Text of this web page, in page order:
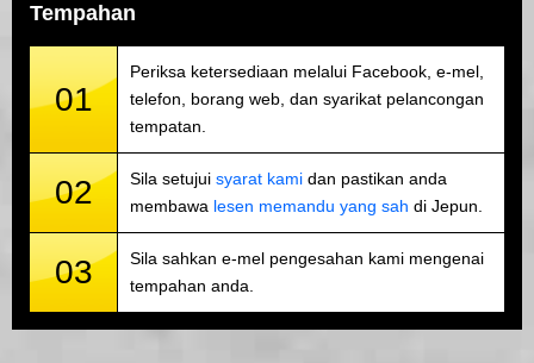
Tempahan
01
Periksa ketersediaan melalui Facebook, e-mel,
telefon, borang web, dan syarikat pelancongan
tempatan.
02 Sila setujui syarat kami dan pastikan anda
membawa lesen memandu yang sah di Jepun.
03
Sila sahkan e-mel pengesahan kami mengenai
tempahan anda.